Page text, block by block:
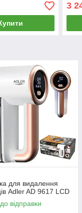
3
для видалення
Adler AD 9617 LCD
відправки